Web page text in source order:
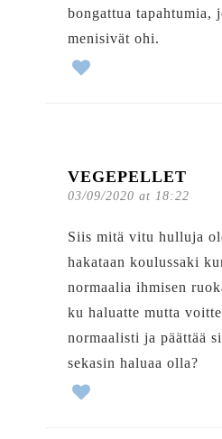
bongattua tapahtumia,
menisivät ohi.
VEGEPELLET
03/09/2020 at 18:22
Siis mitä vitu hulluja
hakataan koulussaki
normaalia ihmisen
ku haluatte mutta
normaalisti ja päättää
sekasin haluaa olla?